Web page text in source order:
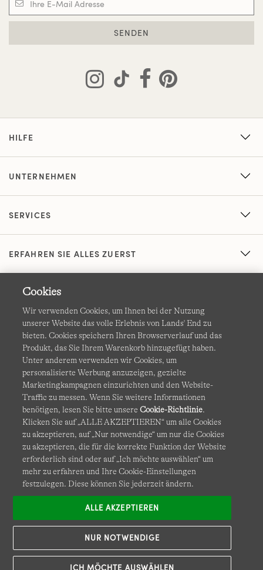
SENDEN
HILFE
UNTERNEHMEN
SERVICES
ERFAHREN SIE ALLES ZUERST
AGB Datenschutz & Sicherheit
Cookies Ich möchte auswählen Barrierefreiheit
Site Map Internationale Websites
Diese Website ist durch reCAPTCHA geschützt. Es gelten die
Datenschutzerklärung undNutzungsbedingungenvon
Google.
Cookies
Wir verwenden Cookies, um Ihnen bei der Nutzung
unserer Website das volle Erlebnis von Lands' End zu
bieten. Cookies speichern Ihren Browserverlauf und das
Produkt, das Sie Ihrem Warenkorb hinzugefügt haben.
Unter anderem verwenden wir Cookies, um
personalisierte Werbung anzuzeigen, gezielte
Marketingkampagnen einzurichten und den Website-
Traffic zu messen. Wenn Sie weitere Informationen
benötigen, lesen Sie bitte unsereCookie-Richtlinie.
Klicken Sie auf „ALLE AKZEPTIEREN“ um alle Cookies
zu akzeptieren, auf „Nur notwendige“ um nur die Cookies
zu akzeptieren, die für die korrekte Funktion der Website
erforderlich sind oder auf „Ich möchte auswählen“ um
mehr zu erfahren und Ihre Cookie-Einstellungen
festzulegen. Diese können Sie jederzeit ändern.
ICH MÖCHTE AUSWÄHLEN
NUR NOTWENDIGE
ALLE AKZEPTIEREN